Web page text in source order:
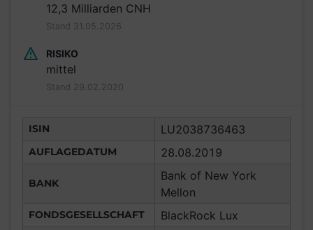
12,3 Milliarden CNH
Stand 31.05.2026
RISIKO
mittel
Stand 29.02.2020
ISIN LU2038736463
AUFLAGEDATUM 28.08.2019
BANK
Bank of New York
Mellon
FONDSGESELLSCHAFT BlackRock Lux